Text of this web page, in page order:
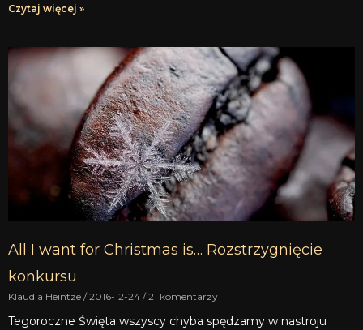
Czytaj więcej »
All I want for Christmas is… Rozstrzygnięcie
konkursu
Klaudia Heintze 2016-12-24 21 komentarzy
Tegoroczne Święta wszyscy chyba spędzamy w nastroju